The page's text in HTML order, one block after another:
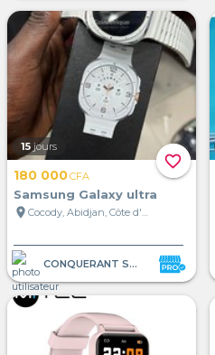
favorite_border
15 jours
180 000CFA
Samsung Galaxy ultra
location_on
Cocody, Abidjan, Côte d'Ivoire
CONQUERANT STORE